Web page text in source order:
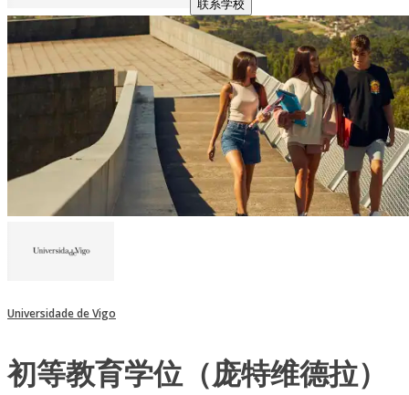
联系学校
Universidade de Vigo
初等教育学位（庞特维德拉）